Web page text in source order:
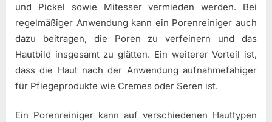
und Pickel sowie Mitesser vermieden werden. Bei
regelmäßiger Anwendung kann ein Porenreiniger auch
dazu beitragen, die Poren zu verfeinern und das
Hautbild insgesamt zu glätten. Ein weiterer Vorteil ist,
dass die Haut nach der Anwendung aufnahmefähiger
für Pflegeprodukte wie Cremes oder Seren ist.
Ein Porenreiniger kann auf verschiedenen Hauttypen